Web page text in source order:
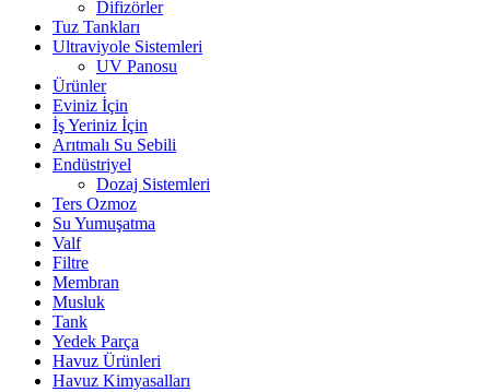
Difizörler
Tuz Tankları
Ultraviyole Sistemleri
UV Panosu
Ürünler
Eviniz İçin
İş Yeriniz İçin
Arıtmalı Su Sebili
Endüstriyel
Dozaj Sistemleri
Ters Ozmoz
Su Yumuşatma
Valf
Filtre
Membran
Musluk
Tank
Yedek Parça
Havuz Ürünleri
Havuz Kimyasalları